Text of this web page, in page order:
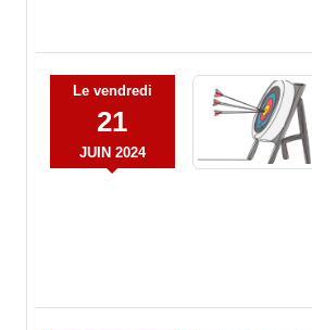
Le vendredi
21
JUIN 2024